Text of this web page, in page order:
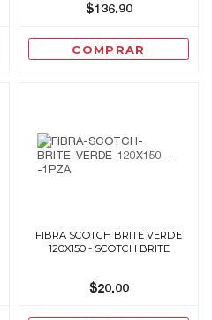
$136.90
COMPRAR
FIBRA SCOTCH BRITE VERDE
120X150 - SCOTCH BRITE
$20.00